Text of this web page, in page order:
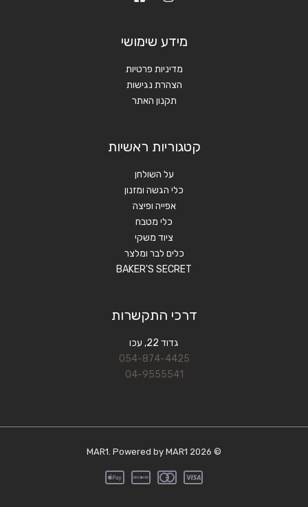
מידע שימושי
מדיניות פרטיות
הצהרת נגישות
תקנון האתר
קטגוריות ראשיות
על השולחן
כלי הגשה ומזנון
אפייה ופיצה
כלי מטבח
ציוד משקי
כלים לבר ומלצר
BAKER'S SECRET
דרכי התקשרות
גדוד 22, עכו
054-874-4425
04-9555541
© 2026 MAR1. Powered by MAR1